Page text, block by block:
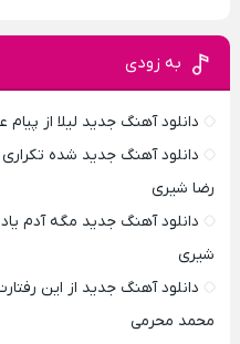
به زودی
دانلود آهنگ جدید لیلا از پیام
دانلود آهنگ جدید شده
رضا شیری
دانلود آهنگ جدید مگه آدم
شیری
دانلود آهنگ جدید از این
محمد محرمی